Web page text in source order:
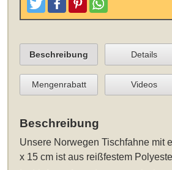
TweetenPostenPinterestTeilen
Beschreibung Details
Mengenrabatt Videos
Beschreibung
Unsere Norwegen Tischfahne mit
x 15 cm ist aus reißfestem